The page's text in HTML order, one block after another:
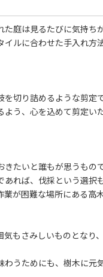
庭は見るたびに気持ち
ルに合わせた手入れ方
切り詰めるような剪定
う、心を込めて剪定
たいと誰もが思うもので
れば、伐採という選択
が困難な場所にある高
もさみしいものとな
うためにも、樹木に元